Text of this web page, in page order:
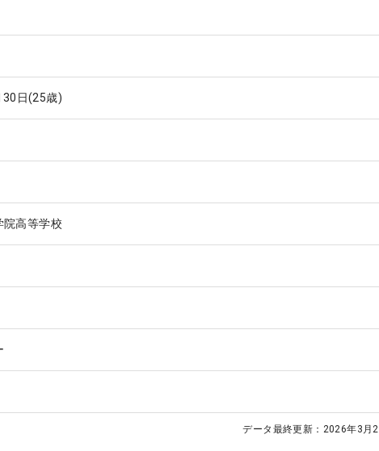
30日(25歳)
院高等学校
データ最終更新： 2026年3月